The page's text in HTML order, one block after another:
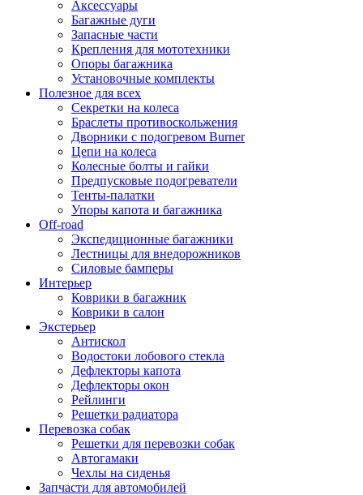
Аксессуары
Багажные дуги
Запасные части
Крепления для мототехники
Опоры багажника
Установочные комплекты
Полезное для всех
Секретки на колеса
Браслеты противоскольжения
Дворники с подогревом Burner
Цепи на колеса
Колесные болты и гайки
Предпусковые подогреватели
Тенты-палатки
Упоры капота и багажника
Off-road
Экспедиционные багажники
Лестницы для внедорожников
Силовые бамперы
Интерьер
Коврики в багажник
Коврики в салон
Экстерьер
Антискол
Водостоки лобового стекла
Дефлекторы капота
Дефлекторы окон
Рейлинги
Решетки радиатора
Перевозка собак
Решетки для перевозки собак
Автогамаки
Чехлы на сиденья
Запчасти для автомобилей